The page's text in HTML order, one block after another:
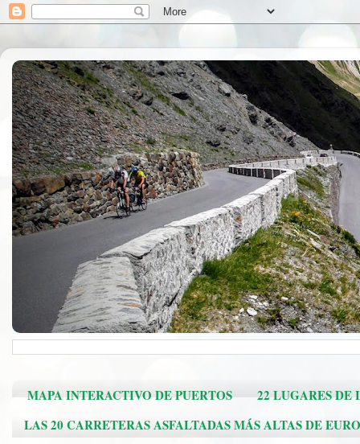
MAPA INTERACTIVO DE PUERTOS
22 LUGARES DE
LAS 20 CARRETERAS ASFALTADAS MÁS ALTAS DE